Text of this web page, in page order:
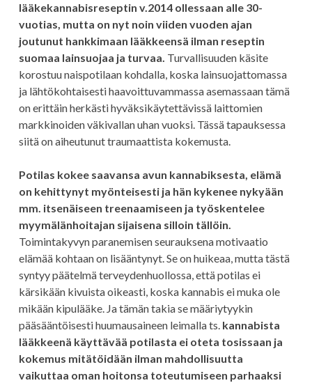
lääkekannabisreseptin v.2014 ollessaan alle 30-
vuotias, mutta on nyt noin viiden vuoden ajan
joutunut hankkimaan lääkkeensä ilman reseptin
suomaa lainsuojaa ja turvaa. Turvallisuuden käsite
korostuu naispotilaan kohdalla, koska lainsuojattomassa
ja lähtökohtaisesti haavoittuvammassa asemassaan tämä
on erittäin herkästi hyväksikäytettävissä laittomien
markkinoiden väkivallan uhan vuoksi. Tässä tapauksessa
siitä on aiheutunut traumaattista kokemusta.
Potilas kokee saavansa avun kannabiksesta, elämä
on kehittynyt myönteisesti ja hän kykenee nykyään
mm. itsenäiseen treenaamiseen ja työskentelee
myymälänhoitajan sijaisena silloin tällöin.
Toimintakyvyn paranemisen seurauksena motivaatio
elämää kohtaan on lisääntynyt. Se on huikeaa, mutta tästä
syntyy päätelmä terveydenhuollossa, että potilas ei
kärsikään kivuista oikeasti, koska kannabis ei muka ole
mikään kipulääke. Ja tämän takia se määriytyykin
pääsääntöisesti huumausaineen leimalla ts. kannabista
lääkkeenä käyttävää potilasta ei oteta tosissaan ja
kokemus mitätöidään ilman mahdollisuutta
vaikuttaa oman hoitonsa toteutumiseen parhaaksi